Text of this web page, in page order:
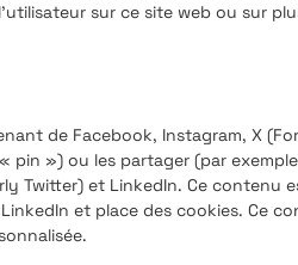
sur ce site web ou sur
de Facebook, Instagram, X
pin ») ou les partager (par
Twitter) et LinkedIn. Ce contenu
et place des cookies. Ce